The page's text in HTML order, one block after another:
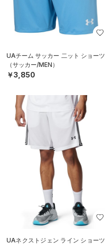
UAチーム サッカー 二ット ショーツ
（サッカー/MEN）
￥3,850
UAネクストジェン ライン ショーツ